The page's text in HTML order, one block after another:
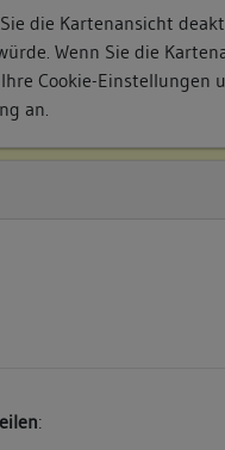
die Kartenansicht
Wenn Sie die
Cookie-Einstellungen
an.
: